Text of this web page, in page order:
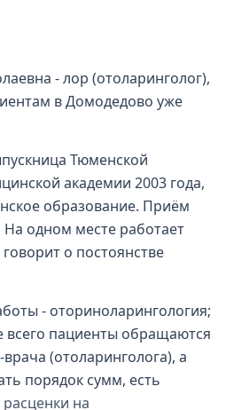
- лор (отоларинголог),
в Домодедово уже
Тюменской
академии 2003 года,
образование. Приём
На одном месте работает
о постоянстве
- оториноларингология;
всего пациенты обращаются
(отоларинголога), а
порядок сумм, есть
расценки на